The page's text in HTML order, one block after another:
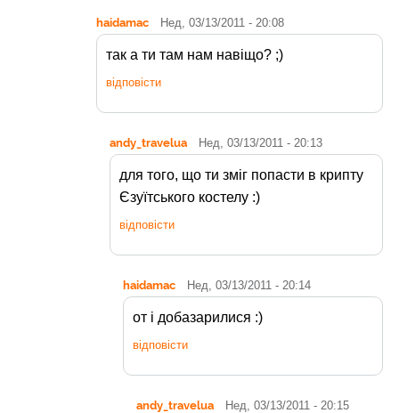
haidamac Нед, 03/13/2011 - 20:08
так а ти там нам навіщо? ;)
відповісти
andy_travelua Нед, 03/13/2011 - 20:13
для того, що ти зміг попасти в крипту
Єзуїтського костелу :)
відповісти
haidamac Нед, 03/13/2011 - 20:14
от і добазарилися :)
відповісти
andy_travelua Нед, 03/13/2011 - 20:15